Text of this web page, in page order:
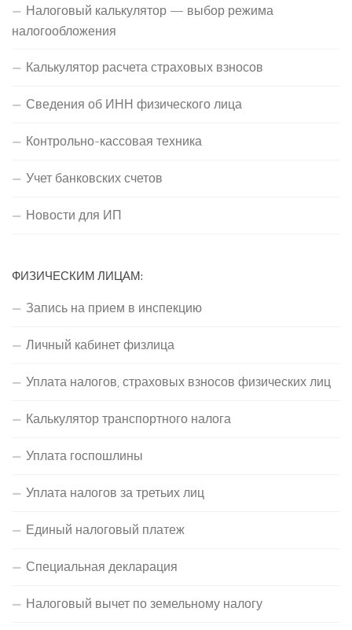
Налоговый калькулятор — выбор режима
налогообложения
Калькулятор расчета страховых взносов
Сведения об ИНН физического лица
Контрольно-кассовая техника
Учет банковских счетов
Новости для ИП
ФИЗИЧЕСКИМ ЛИЦАМ:
Запись на прием в инспекцию
Личный кабинет физлица
Уплата налогов, страховых взносов физических лиц
Калькулятор транспортного налога
Уплата госпошлины
Уплата налогов за третьих лиц
Единый налоговый платеж
Специальная декларация
Налоговый вычет по земельному налогу